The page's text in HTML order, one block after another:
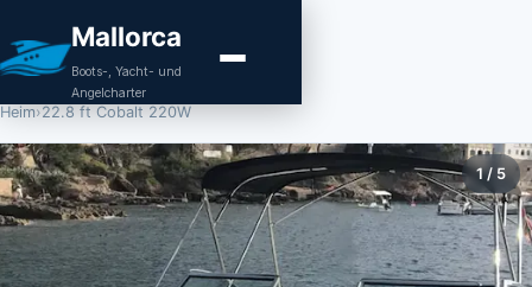
Mallorca
Boots-, Yacht- und
Angelcharter
Heim›22.8 ft Cobalt 220W
1/ 5